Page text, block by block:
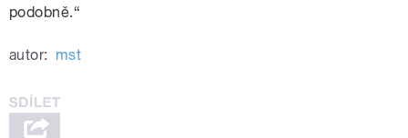
podobně.“
autor: mst